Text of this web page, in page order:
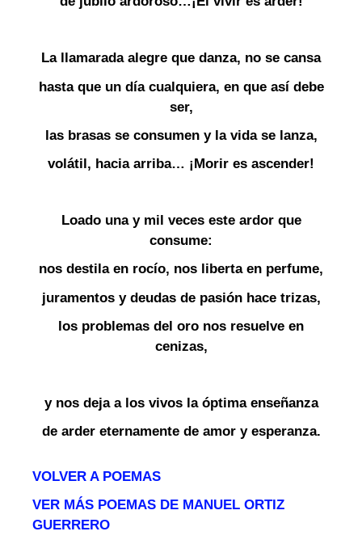
La llamarada alegre que danza, no se cansa
hasta que un día cualquiera, en que así debe
ser,
las brasas se consumen y la vida se lanza,
volátil, hacia arriba… ¡Morir es ascender!
Loado una y mil veces este ardor que
consume:
nos destila en rocío, nos liberta en perfume,
juramentos y deudas de pasión hace trizas,
los problemas del oro nos resuelve en
cenizas,
y nos deja a los vivos la óptima enseñanza
de arder eternamente de amor y esperanza.
VOLVER A POEMAS
VER MÁS POEMAS DE MANUEL ORTIZ
GUERRERO